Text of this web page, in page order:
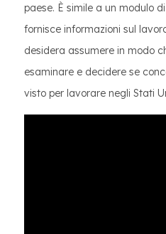
paese. È simile a un modulo
fornisce informazioni sul
desidera assumere in modo
esaminare e decidere se
visto per lavorare negli Stati